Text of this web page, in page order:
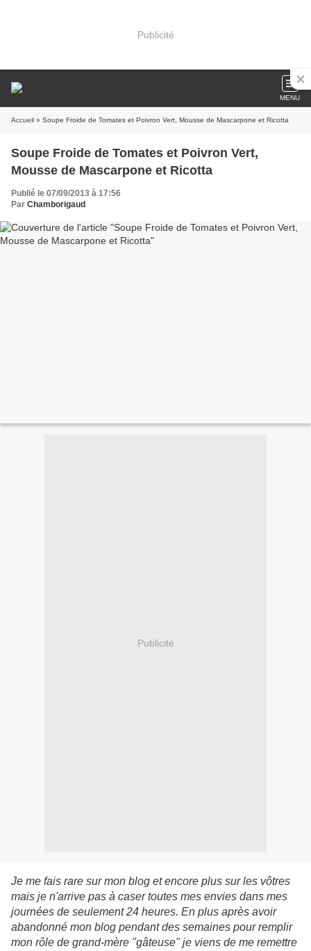
Publicité
MENU
Accueil » Soupe Froide de Tomates et Poivron Vert, Mousse de Mascarpone et Ricotta
Soupe Froide de Tomates et Poivron Vert,
Mousse de Mascarpone et Ricotta
Publié le 07/09/2013 à 17:56
Par Chamborigaud
Publicité
Je me fais rare sur mon blog et encore plus sur les vôtres
mais je n'arrive pas à caser toutes mes envies dans mes
journées de seulement 24 heures. En plus après avoir
abandonné mon blog pendant des semaines pour remplir
mon rôle de grand-mère "gâteuse" je viens de me remettre